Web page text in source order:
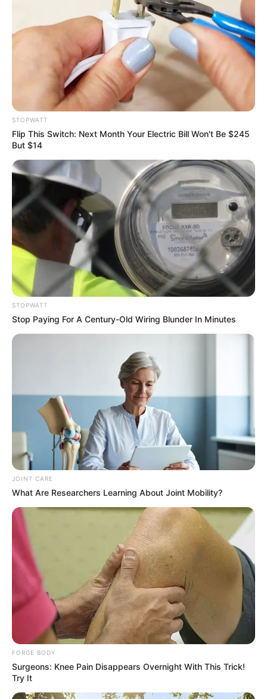
Plug It In: The 1-Minute Device Tweak Melting US
Power Bills By 90%
STOPWATT
Men, You Don't Need Viagra If You Do This Once A
Day
MEDVI
This Trick Will Give You An Erection At Any Age
MEDVI
This New Will Give You An Erection After +45
MEDVI
STOPWATT
Flip This Switch: Next Month Your Electric Bill Won't Be $245
But $14
STOPWATT
Stop Paying For A Century-Old Wiring Blunder In Minutes
JOINT CARE
What Are Researchers Learning About Joint Mobility?
FORGE BODY
Surgeons: Knee Pain Disappears Overnight With This Trick!
Try It